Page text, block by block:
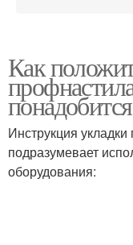
Как
Инструкция
подразумевает
оборудования: